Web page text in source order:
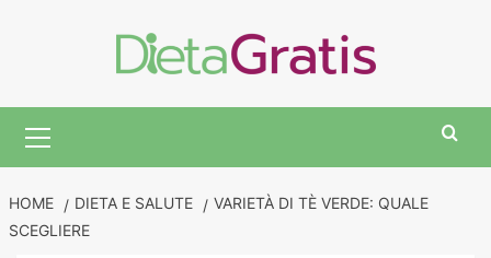
Menu
HOME DIETA E SALUTE
VARIETÀ DI TÈ VERDE: QUALE
SCEGLIERE